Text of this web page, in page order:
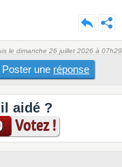
le dimanche 26 juillet 2026 à 07h29
Poster une réponse
aidé ?
Votez !